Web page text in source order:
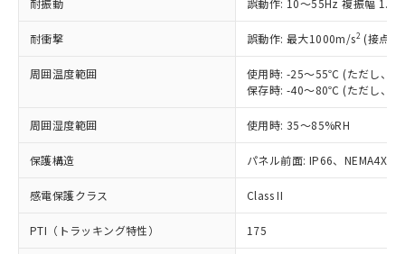
耐振動 誤動作: 10～55Hz 複振幅
耐衝撃 誤動作: 最大1000m/s2 (接点
周囲温度範囲
使用時: -25～55℃ (ただし、氷
保存時: -40～80℃ (ただし、氷
周囲湿度範囲 使用時: 35～85%RH
保護構造 パネル前面: IP66、NEMA4X,
感電保護クラス Class II
PTI（トラッキング特性） 175
正式な納期状況および標準価格はお客
様のお取引先、またはお客様担当のオ
ムロン制御機器販売店・当社販売員に
オムロン制御機器販売店や当社販売拠
販売ネットワーク
」をご確認
在庫状況および標準価格結果を当社の
事前の承諾なく第三者に漏洩または開
示しないようお願いします。
マイパーツ機能（部品リスト作成サー
ビス）をご利用いただくには、I-Web
メンバーズにご登録されている必要が
但し、RoHS指令で産業用監視および制御機器に対する
適用除外項目は除く。
フタル酸エステル類の４物質については閾値を超える意
図的な使用がないことを確認しています。
部品在庫の切り替え状況などにより、予定
月が前後することがあります。
DBP(フタル酸ジブチル) : 1000ppm、 DIBP(フタル酸ジ
イソブチル) : 1000ppm、 BBP(フタル酸ブチルベンジ
DEHP(フタル酸ビス(2-エチルヘキシル)) : 1000ppm
準値以下であることを示します。
「10」：通常の使用状況下において有害物
質が外部に漏えいし、環境に深刻な影響を
及ぼさない年数を意味します。
「－」：未確認です。当社販売部門へお問
全に破砕するなど、違法に輸出されな
いよう必要な手段を講じます。
当社は貴社製品を、核兵器、ミサイ
ル、化学兵器、生物兵器またはその他
武器並びにこれらの製造装置等に一切
当社は、貴社製品を第三者に販売する
場合は、上記1、2および3の内容を当
該第三者に通知します。また当社は、
販売先および販売に係わる関係者が違
法に輸出するおそれがある場合は、取
り引きをいたしません。
一定数には満たないが在庫あり
－
在庫なし(最新の在庫状況につ
いては、お客様のお取引先、ま
たはお客様担当のオムロン制御
機器販売店・当社販売員にご確
空
受注生産機種、また在庫状況の
情報を公開していない機種